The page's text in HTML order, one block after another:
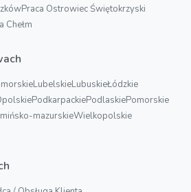
Praca Ostrowiec Świętokrzyski
Chełm
LubelskieLubuskieŁódzkie
PodkarpackiePodlaskiePomorskie
mazurskieWielkopolskie